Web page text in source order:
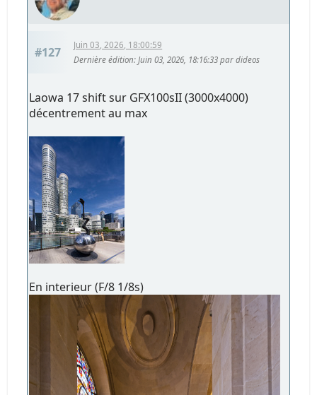
#127
Juin 03, 2026, 18:00:59
Dernière édition: Juin 03, 2026, 18:16:33 par dideos
Laowa 17 shift sur GFX100sII (3000x4000)
décentrement au max
En interieur (F/8 1/8s)